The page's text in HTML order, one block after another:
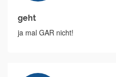
geht
ja mal GAR nicht!